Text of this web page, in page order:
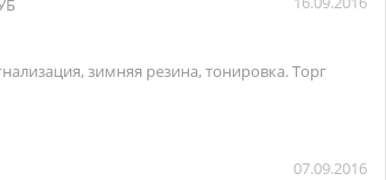
зимняя резина, тонировка. Торг
07.09.2016